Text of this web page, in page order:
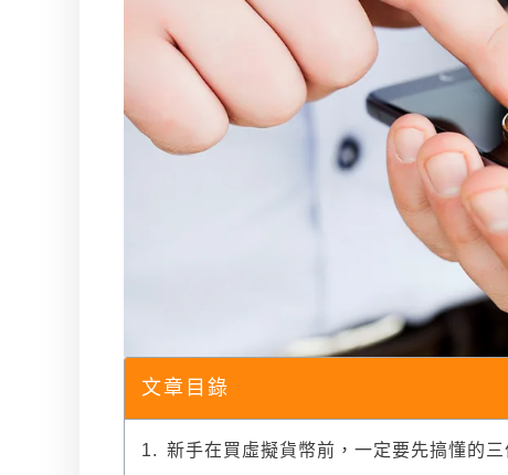
文章目錄
新手在買虛擬貨幣前，一定要先搞懂的三